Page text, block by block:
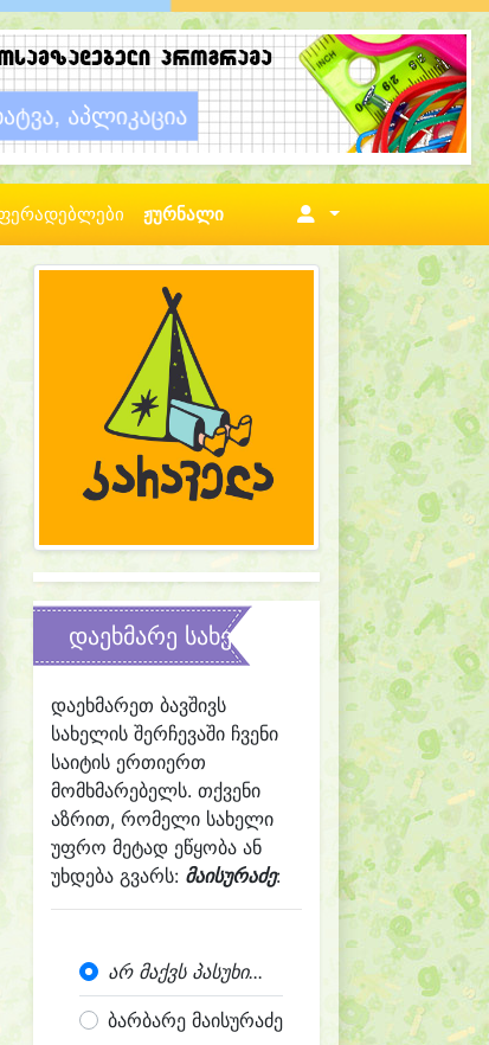
ჟურნალი
დაეხმარე სახელის შერჩევაში
დაეხმარეთ ბავშივს
სახელის შერჩევაში ჩვენი
საიტის ერთიერთ
მომხმარებელს. თქვენი
აზრით, რომელი სახელი
უფრო მეტად ეწყობა ან
უხდება გვარს: მაისურაძე:
არ მაქვს პასუხი...
ბარბარე მაისურაძე